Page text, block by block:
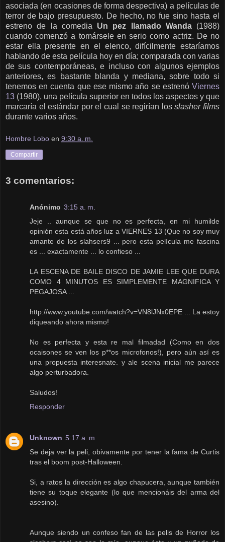
asociada (en ocasiones de forma despectiva) a películas de
terror de bajo presupuesto. De hecho, no fue sino hasta el
estreno de la comedia Un pez llamado Wanda(1988)
cuando comenzó a tomársele en serio como actriz. De no
estar ella presente en el elenco, difícilmente estaríamos
hablando de esta película hoy en día; comparada con varias
de sus contemporáneas, e incluso con algunos ejemplos
anteriores, es bastante blanda y mediana, sobre todo si
tenemos en cuenta que ese mismo año se estrenó Viernes
13 (1980), una película superior en todos los aspectos y que
marcaría el estándar por el cual se regirían losslasher films
durante varios años.
Hombre Lobo en 9:30 a. m.
Compartir
3 comentarios:
Anónimo 3:15 a. m.
Jeje .. aunque se que no es perfecta, en mi humilde
opinión esta está años luz a VIERNES 13 (Que no soy muy
amante de los slahsers9 ... pero esta película me fascina
es ... exactamente ... lo confieso ...
LA ESCENA DE BAILE DISCO DE JAMIE LEE QUE DURA
COMO 4 MINUTOS ES SIMPLEMENTE MAGNIFICA Y
PEGAJOSA ...
http://www.youtube.com/watch?v=VN8lJNx0EPE ... La estoy
diqueando ahora mismo!
No es perfecta y esta re mal filmadad (Como en dos
ocaisones se ven los p**os microfonos!), pero aún así es
una propuesta interesnate. y ale scena inicial me parece
algo perturbadora.
Saludos!
Responder
Unknown 5:17 a. m.
Se deja ver la peli, obivamente por tener la fama de Curtis
tras el boom post-Halloween.
Si, a ratos la dirección es algo chapucera, aunque también
tiene su toque elegante (lo que mencionáis del arma del
asesino).
Aunque siendo un confeso fan de las pelis de Horror los